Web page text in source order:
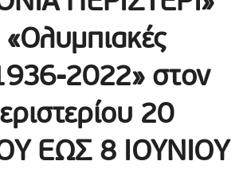
2022» στον
20
ΕΩΣ 8 ΙΟΥΝΙΟΥ